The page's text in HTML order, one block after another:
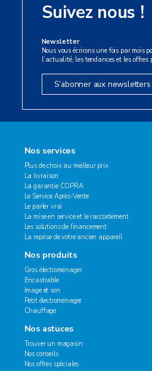
Suivez nous !
Newsletter
Nous vous écrirons une fois par mois
l’actualité, les tendances et les offres
S’abonner aux newsletters
Nos services
Plus de choix au meilleur prix
La livraison
La garantie COPRA
Le Service Après-Vente
Le parler vrai
La mise en service et le raccordement
Les solutions de financement
La reprise de votre ancien appareil
Nos produits
Gros électroménager
Encastrable
Image et son
Petit électroménager
Chauffage
Nos astuces
Trouver un magasin
Nos conseils
Nos offres spéciales